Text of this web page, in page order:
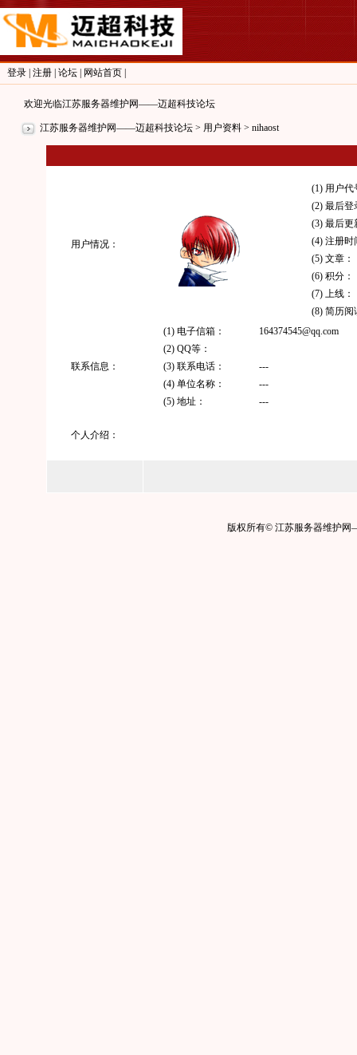
登录 注册 论坛 网站首页
欢迎光临江苏服务器维护网——迈超科技论坛
江苏服务器维护网——迈超科技论坛 > 用户资料 > nihaost
用户情况：
(1) 用户代
(2) 最后登
(3) 最后更
(4) 注册时
(5) 文章：
(6) 积分：
(7) 上线：
(8) 简历阅
联系信息：
(1) 电子信箱：
164374545@qq.com
(2) QQ等：
(3) 联系电话：
---
(4) 单位名称：
---
(5) 地址：
---
个人介绍：
版权所有© 江苏服务器维护